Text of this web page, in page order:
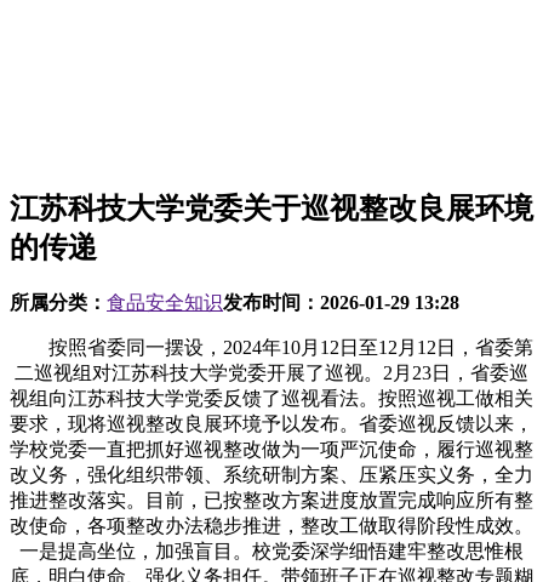
江苏科技大学党委关于巡视整改良展环境
的传递
所属分类： 食品安全知识发布时间： 2026-01-29 13:28
按照省委同一摆设，2024年10月12日至12月12日，省委第二巡视组对江苏科技大学党委开展了巡视。2月23日，省委巡视组向江苏科技大学党委反馈了巡视看法。按照巡视工做相关要求，现将巡视整改良展环境予以发布。省委巡视反馈以来，学校党委一直把抓好巡视整改做为一项严沉使命，履行巡视整改义务，强化组织带领、系统研制方案、压紧压实义务，全力推进整改落实。目前，已按整改方案进度放置完成响应所有整改使命，各项整改办法稳步推进，整改工做取得阶段性成效。一是提高坐位，加强盲目。校党委深学细悟建牢整改思惟根底，明白使命、强化义务担任。带领班子正在巡视整改专题糊口会上自动认领问题、分解缘由、明白义务，开展深切贯彻地方八项进修教育，巩固深化党纪进修教育，结实鞭策巡视整改工做落细落实。多次召开党的扶植工做带领小组会议、党委常委会、巡视整改专题推进会、党务工做例会等对巡视整改工做进行研究摆设和强力推进。二是强化组织带领，压紧压实义务。校党委成立巡视整改工做带领小组，全面担任、同一带领巡视整改落实工做。校党委切实担负“第一义务人”义务，自动认领11个问题的牵头整改使命，牵头整改问题数量达到总数39。28%，通过掌管召开党委常委会专题会、巡视整改工做安排会，深切一线调研督导，落实“我为师生办实事”项目等体例，鞭策整改使命落地收效。带领班子其他严酷落实“一岗双责”，协同推进巡视整改工做。义务部分对照巡视整改工做方案，细化工做行动，明白义务分工，严酷整改时限，研判整改质效，全校上下构成一级抓一级、层层抓落实的巡视整改工做款式。三是系统研制方案，全力推进整改。校党委对照巡视反馈看法，逐条阐发、深源，充实接收巡视整改专题糊口会，制定整改工做方案，报上级审核后正式实施。方案凸起问题导向，将巡视反馈看法细化为整改使命和整改办法，明白了每项办法的牵头校带领、牵头部分、共同部分、整改时限，切确绘制巡视整改的“施工图”和“时间表”。四是巩固整改，构成长效机制。校党委把巡视整改做为鞭策学校事业高质量成长的主要机缘，触类旁通、标本兼治，出力健全完美轨制系统，从泉源上堵塞缝隙。把巡视整改融入日常工做，融入深化，融入全面从严治党，融入干部步队扶植，鞭策巡视整改取学校年度沉点工做无机融合。巡视整改以来，针对性地制定修订了《江苏科技大学带领干部激励激励、容错纠错、能上能下实施法子》《江苏科技大学“校园议事厅”工做轨制》《江苏科技大学三大特色劣势跃升步履“揭榜挂帅”使命办理法子（暂行）》等轨制40余项。一是系统谋划“十五五”规划编制。制定《江苏科技大学“十五五”（2026-2030）教育事业成长规划编制工做方案》，以“十五五”规划编制为契机，了了成长标的目的，统筹学科专业结构，清点办学资本，测算办学规模，优化资本设置装备摆设，实现聚焦聚力成长。二是全面优化人才培育方案。制定《江苏科技大学2026版本科人才培育方案修订指点看法》，修订《江苏科技大学“本-研”贯通式人才培育法子》，推进拔尖立异人才自从培育。沉塑专业教育课程系统。立项扶植96个“科创融合”尝试讲授项目，推进教师科研。三是全力推进张家港校区、苏理工办学及办理模式。学校带领取张家港市带领多次漫谈，就鞭策张家港校区、苏理工持续成长等议题进行深切交换。颠末深切调研和多轮会商，制定了张家港校区、苏理工办学及办理模式的初步方案。校地两边将协同推进张家港校区做大做强和苏理工成长。四是鞭策学校上海处事处全体。学校多次取浦东新区相关部分进行协调沟通，就扶植学校正在上海的新型立异研发载体告竣初步看法，目前正正在开展规划设想等工做。一是优化学科专业布局。沉点培育扶植机械工程、化学2个学术型博士点和材料取化工1个专业学位博士点，做为学校2025年度三大特色劣势跃升步履“揭榜挂帅”使命开展立项扶植。办事国度计谋急需，积极结构智能科学取工程等交叉学科硕士点，已获批低空手艺取工程交叉学科硕士学位授权点。成功获批江苏省杰出工程师学院、江苏省财产学院等省级试点使命。二是加强学科专业联动。实施“本-研”贯通人才培育模式，加大劣势特色学科对本科人才培育的牵引感化。成立“招生-培育-就业”联动机制，停招11个本科专业，启动活动锻炼、数据科学、应急办理新专业存案申报，本科专业布局进一步优化。一是扶植船海范畴高端科研平台。学校获批沉点学科－手艺研究核心2个，取得了正在该范畴省部级科研平台的严沉冲破；获批江苏省高手艺船舶数智化设想制制手艺沉点尝试室，参取获批江苏省船舶新能源动力沉点尝试室，填补了省内船舶数字化设想取智能制制范畴的空白，实现学校首获省沉点尝试室；获批江苏高校沉点尝试室3个；获批江苏省概念验证核心（全省22家）。获批江苏省首批“双高协同”立异成长试点单元，省委办刊发专题引见学校“双高协同”工做经验。二是加强高条理人才培育、引朝上进步利用。优化人才引进政策，完美人才引进评价机制，深化校地人才合做，119人入选江苏省科技副总，获批数再次位列全省高校院所第1，实现持续6年增加。优化人才办事机制，协同处理高条理人才工做、糊口等方面的问题。制定《江苏科技大学岗亭聘用取查核办理法子》，优化教师分类评价及查核机制，退职称评定中添加引进人才评审通道。三是加大船舶行业人才培育力度。慎密对接国度取社会成长新需求，锚定学校特色成长标的目的，优化专业结构，2025年涉船涉海打算招生人数较2024年添加750人；逐渐实现分省分专业精准招生，添加辽宁、、广东、上海4个省（市）的涉船涉海专业招生人数。创重生涯教育系统，把就业工做纳入人才培育全过程，做到精准控制学生就业志愿、精准帮扶坚苦群体、精准对接方针企业，实现有就业志愿的坚苦生群体100%就业。四是打制工程师教育配合体。成立江苏省杰出工程师学院，建立产教融合“3+N”联盟，鞭策江苏省人平易近、中国船舶集团无限公司、江苏省船舶工业行业协会3方共建杰出工程师学院。校地融合推进“双高协同”，牵头成立江苏省首个先辈船舶海工区域手艺转移核心，取镇江高新区共建江苏省杰出工程师学院工程师手艺核心。立异“工学交替”培育模式，推进“项目从导”型招生选拔和“本－研”贯通培育，首批126名博硕士研究生入选杰出工程师学院培育打算。遴选船舶取海工范畴总建制师、总工艺师等大国工匠100多名参取专业学位博硕士研究生结合培育和实践讲授，立项扶植10余门校企深度融合课程做为杰出工程师学院的共享平台课程。学校江苏省杰出工程师学院扶植的阶段性成效获得高度承认，做为独一行业特色型高校典型案例入选《江苏省杰出工程师学院扶植工做动态》，省委教育工做带领小组《教育工做动态》专题引见我校杰出工程师学院扶植工做经验。一是严酷施行“第一议题”进修轨制。将进修贯彻习总最新主要讲话、主要批示和、省委决策摆设列为校党委常委会（专题会议）、党委理论进修核心组进修的第一议题，做到第一时间学、连系现实学、持续跟进学。校党委常委会已开展“第一议题”进修19次，涵盖19个专题，并连系地方及省委决策摆设要乞降学校现实，研究贯彻落实行动。二是切实加强和改良校党委理论进修核心组进修。制定《江苏科技大学2025年党委理论进修核心组进修打算》《关于加强和改良思惟教育工做的实施方案》，把集体进修研讨、专题调研和小我自学连系起来，开展校党委理论进修核心组进修研讨8次，此中， 集体进修研讨3次，进修演讲会专题进修习经济思惟1次，专题读书班进修贯彻地方八项4次。三是正在“用”和“行”上下功夫。推进落实江苏省高手艺船舶和海工配备财产链党组织、江苏省蚕桑财产链党组织联建共建，做到以学促干。校党委理论进修核心组充实阐扬引领感化，以“大走访”为主要抓手撬动“深融合”，分头率队奔赴上海、沉庆、广州、武汉、深圳、大连等地，深切开展学科调研取“访企拓岗”专项步履，取多家企业达才培育取就业合做意向，打通校企协同育人壁垒。积极取国外出名高校开展校际交换、国际科研、人文交换等，学校首个中外合做办学机构“江苏科技大学莫尔多瓦结合学院”获教育部核准设立。一是系统谋划、推进干部步队扶植工做。出台《江苏科技大学中层干部步队扶植规划和年轻干部培育选拔工做方案（2025-2029）》，构成系统化的规划方案。制定《江苏科技大学年轻干部无任用保举工做方案》，分类分级建库储蓄优良人才，为学校干部步队扶植持续注入泉源活水。推进落实《江苏科技大学带领干部激励激励、容错纠错、能上能下实施法子》，进一步强化能者上、优者、庸者下、劣者汰的用人导向。分批次遴选年轻干部挂职熬炼，为干部脱颖而出搭建成长平台、创形成长。二是实施特色劣势跃升工程。制定《江苏科技大学三大特色劣势跃升步履方案（2025-2029）》《江苏科技大学三大特色劣势跃升步履“揭榜挂帅”使命办理法子（暂行）》等文件，2025年首批立项28项扶植使命、6项培育使命，笼盖学科扶植、科研攻关、人才培育等范畴。深切实施首席科学家工程，以立异机制强化“船舶、海洋、蚕桑”特色成长，鼎力提拔特色劣势，加强劣势学科引领，鞭策学科交叉立异。一是严酷施行党委常委会、校长办公会议事法则。2025年以来，所有提交党委常委会、校长办公会研究的事项，会前均由分担校带领牵头组织会商，主要事项由次要带领牵头组织，会前校长沟通协商确定议题，凡是党委常委会、校长办公会议决事项均督办。二是严酷落实“三沉一大”决策轨制。加强严沉主要议题的论证调研，强化决策前沟通协调，严酷施行次要带领末位。2025年以来，校党委常委会共研究“三沉一大”决策事项85项。三是开展议事协调机构的清理规范工做。全面梳理2019年以来成立的73个委员会（带领小组）运转环境。优化议事协调机构，调整后保留46个委员会（带领小组），进一步明白职责要求，做到无效运转，切实阐扬本能机能感化。一是严酷规范干部选拔任用流程。严酷对标地方和省委文件，修订完美《江苏科技大学中层干部选拔任用工做实施法子》，沉点优化保举法式，成立尺度化操做流程，严酷施行“-保举-调查-会商决定-任职”全链条办理，确保各环节跟尾有序、规范通明。二是强化全程办理。认实贯彻施行《党政带领干部选拔任用工做条例》《关于加强干部选拔任用工做的若干看法》及示范文本要求，保举中按知情度、联系关系度和代表性准绳，扩大一线教职工、办事对象及联系关系部分人员参取比例，进一步拓宽干部选拔任用监视笼盖面。三是建成利用“干部选任流程系统”。成立“一人一档、一步一记”线上电子台账，笼盖所相关键步调，使干部选任流程愈加完整和规范，每个干部的选拔任用过程都“可逃溯、可倒查”。一是优化选任法式和流程。正在全校范畴内普遍宣传选人用人尺度、岗亭人选的根基前提，提高师生晓得率、承认度。规范开展保举，留意听取校带领班子的看法，将师生度做为调查硬目标，度不高者不得列为调查对象。夯实本能机能部分和二级学院从体义务，加大对干部的日常领会深度和广度，充实听取师生看法。二是强化干部监视办理。开展两轮带领干部社会兼职自查自纠工做，强化干部社会兼职规范化办理。组织指点带领干部小我相关事项演讲集中填报工做，确保带领干部填报内容的实正在、精确取规范，按照比例随机抽查带领干部查核分歧率100%。三是实施干部动态办理。成立“履职担任取岗亭婚配指数”评价系统，设想沉构干部测评集成系统，及时领会、按期阐发干部的工做形态和质效，开展专题阐发研判，对于工做表示欠安的干部及时予以提示教育。一是推进落实“三项机制”。认实贯彻施行干部激励激励、容错纠错、能上能下相关政策，按期阐发研判查核调查、巡察审计、小我相关事项演讲、评断、举报等相关环境，动态控制干部现实表示。二是连结优良的班子运转质态。紧扣内部管理取事业成长两个维度，成立“以班子定级倒逼干部履职”的机制，对班子进行“ABC”类分级定档，做为班子调整的主要根据，确保组织全体功能不竭顺应学校成长需要。三是系统谋划干部培训和查核工做。实施“深蓝赋能”中层干部培训打算，聚焦成长难题，开展分层分类线场，推进干部实践熬炼，全面提拔干部步队履本能机能力。建立“日常查核-任期查核-年度查核”三位一体的干部门析评价系统，为科学设置装备摆设中层干部步队和精准选拔培育年轻干部供给支持。一是全面控制学校干部双职工消息。成立健全学校干部双职工消息库，对学校带领干部配头、后代正在校工做环境进行系统梳理，正在人事聘请时对报名者进行全面布景查询拜访，领会其亲属关系，从泉源把好用人关。二是进一步强化内控扶植。修订完美相关轨制，正在经费报销、职称评审、岗亭评审、评优评先等过程中，规避亲属关系；项目评审专家均应取申报人员无亲属或合做关系；严酷落实财政报销各环节把关义务。三是加强警示教育。组织召开学校专题警示教育会议3次，正在“清风科大”号和纪委机关网坐设立“守规律讲老实”“进修问答·加强党的做风扶植”等8个专栏推送文章150余篇。为财政人员、后勤集团办理人员、机关干部和学院教师等开展廉政教育专题宣讲6次。四是强化沉点范畴干部轮岗交换。对后勤基建、财政资产、投标采购、招生就业等廉政风险较大的岗亭，成立“清廉档案”逃溯轨制，连系三年一次干部换届工做，准绳上担任统一部分次要担任人不得跨越两届。一是加强对投标采购工做的指点监视。取校长签定党风廉政扶植义务书，强化“一岗双责”的履职认识。制定投标办廉政防控办法，加强清廉教育，完美2025年廉政进修教育打算和谈话提示机制，投标办担任人取投标办其他人员开展常态化谈话提示。二是专项整治招投标范畴凸起问题。制定招投标工做专项整改方案，按4个类型细化10个具体问题，明白24项整改办法，成立专项督查组，对整改环境开展专项监视查抄。修订《关于加强对招投标工做监视的若干》等轨制，强化学校招投标范畴监视办理和廉政风险防控，严把标前“入口关”、标中“评定关”和标后“履约关”，投标项目“标前-标中-标后”全流程环节环节监管进一步严实，压实招投标部分担任人、评审专家和工做人员义务，将《江苏科技大学带领干部插手干涉严沉事项记实演讲轨制》嵌入招投标范畴，落实带领干部插手干涉招投标“一事一报”工做要求。一是针对“标前”加强论证审核。成立投标采购实施方案结合审查、投标办处务会议机制和投标文件发布前系统会审机制等集体味商机制。制定《江苏科技大学投标采购需求办理细则》，规范需求论证。修订《江苏科技大学投标采购代办署理机构办理细则》，进一步完美代办署理机构工做质量的评价、查核和裁减轨制。二是针对“标中”规范组织评审。修订《江苏科技大学投标采购评审专家办理细则》《江苏科技大学投标采购实施细则》等轨制，准绳上评审专家全数从省财务专家库中抽取，严酷施行合适国度的达标评审专家人数等，加强评审过程中对评审专家的监视和评价。三是针对“标后”加强协同监管。正在投标文件中明白转包，商定惩罚条目，一旦发觉违法转包，解除合同。严酷施行《江苏科技大学扶植工程项目变动取现场签证办理法子》等相关轨制，严控工程变动、项目预算调整，未经审批的工程变动不得纳入决算。一是健全投标采购轨制。修订《江苏科技大学投标采购办理法子》等5个投标采购轨制，细化委托代办署理投标和学校自从投标采购的边界，二是加强20万元限额以下的采购办理。制定《江苏科技大学平安处采购办理》《江苏科技大学校园网工程和消息手艺办事零散采购办理法子（试行）》。修订《江苏科技大学姑苏理工学院采购投标办理实施细则》，姑苏理工学院的投标采购已全数委托学校投标采购。一是开展国有资产清查操纵专项工做。对全校国有资产环境进行全面摸查，梳理问题，制定并落实整改办法。二是加强公用房办理。制定《江苏科技大学公用房办理法子弥补》，进一步健全国有资产全链条办理系统，学校组织相关本能机能单元逐项研究、期限整改，对“双肩挑”、已退休、调离等人员用房开展了清查，清退违规用房。三是加强运营性用房办理。完成校内运营性用房的公开招租、合同签定、房钱上缴省财务等工做，并对未进行存案的国有资产出租事项进行存案。一是认实履行全面从严治党和党风廉政扶植从体义务。组织召开2025年度学校全面从严治党和党风廉政扶植工做会议，制定“两个义务”清单，组织签定从体义务和“一岗双责”5类义务书。对相关带领干部正在招投标工做中不担任、等问题进行庄重问责。制定廉政谈话轨制，正在“两个义务”清单中明白廉政谈话要求，按期跟进监视，提示校党委带领班子落实廉政谈话工做。编印《校带领开展廉政交心谈话记实簿》，细化谈前调研、谈话回访环节，深化交心谈话监视，推进校带领班子和本能机能部分、二级单元“一把手”交心谈话。二是强化巡察监视和警示教育。开展第四届党委第四轮巡察，对4个二级党组织所正在学院开展常规巡察，嵌入式开展就业工做专项监视。召开师生座谈会8场，师生100余人次，列席相关学院党委会、党政联席会议、教职工集中进修等10余次。分层分类开展干部警示教育，组织年轻干部及财政、国资、招投标、后勤等沉点范畴和环节岗亭干部赴法院旁听职务违法案件庭审。沉视以身边人身边事为镜鉴，出力提拔警示教育的针对性和实效性。一是鞭策各类监视分析施治。紧扣贯彻落实严沉决策摆设和省委工做要求成立完美监视台帐，设置6类49个不雅测点，开展闭环式对账监视。制定校纪委交心谈话工做打算，有序同校带领班子、沉点岗亭“一把手”交心谈话，及时提醒风险现患。深化专项监视，将深切进修贯彻地方八项进修教育督导取巡视整改督查无机连系，聚焦义务落实和整改成效，实现全校25个二级党组织督查全笼盖。慎密连系高校范畴凸起问题系统整治工做，成立专项工做组加强协同监视，紧盯招生测验、师德师风及科研经费等范畴，压紧压实各相关本能机能部分和二级党组织义务，制定36项针对性办法，鞭策制定和完美相关办理轨制8项。二是强化“纪监巡审”协同联动。加强部分协同，开展主要环境传递、线索结合排查、问题线索集体研判，鞭策“纪监巡审”协同联动机制落地落实。三是加强监视执纪步队营业能力。以“三化”扶植年步履为契机，聚焦提拔依规依纪依案质效，开设纪检监察干部营业能力提拔收集培训班，选定廉政风险防控、巡视巡察整改和使用等26门课程，先后选派3名纪检干部加入省委巡视和省市纪委监委专案查办工做，无效加强纪检干部营业能力。一是建立“1235N”党建立异工做系统。发布“1235N”党建工做方案，健全上下贯通、施行无力的组织系统，提拔党建品牌的影响力、辐射力，全面鞭策党建取事业成长“一融双高”。二是强化下层党组织“强基创优”扶植。已完成第四批全国样板支部中期查抄，提前谋划和启动第五批全国党建“双创”的申报培育工做。建立全链条培育系统，展示下层党建立异实践特色和育人成效，4项获评江苏高校党建工做立异案例，并首获机制立异类一等次。三是制定落实校带领深切下层联系师生工做轨制。落实“四下下层”工做要求，校带领深切下层开展调研走访70余次，搜集师生看法90余条，查摆出4个方面问题和8个具体表示，制定15条整改办法，立行立改问题2个；二级党组织层面搜集看法191条，制定整改办法134条，立行立改问题83个。四是开展财产链党组织联建共建。激发“链”上党立功能，贯通推进学校各级党组织对接财产链党组织勾当，牵头开展江苏省高手艺船舶和海工配备财产链党组织和江苏省蚕桑财产链党组织联建共建勾当，各级下层党组织开展联建共建勾当151次，中国教育报、江苏组工消息等报校经验做法。一是认实开展深切贯彻地方八项进修教育。制定深切贯彻地方八项进修教育方案，一体推进学查改，进修教育达到预期方针，做风扶植成效显著，校风教风学风持续向好，规律老实认识显著加强，风清气正生态持续巩固，相关经验做法正在《新华日报》、全国高校思惟工做网等宣传报道。将习总关于加强党的做风扶植的主要阐述等内容纳入校院两级党委理论进修核心组进修打算，组织开展“深切贯彻地方八项”专题警示教育会3场，针对财政、后勤、纪检、招投标等沉点范畴和主要岗亭人员开展“送纪上门”专题教育6场次。二是强化教育家引领教师步队扶植。组织开展师德从题收集培训，将教育家、景荣春进修纳入学校教职工进修打算。学校官网、官微等推出教育家、教育家先辈事迹、景荣春的故事等系列文章及进修材料，校史馆设立景荣春先辈事迹专题展区，景荣春学生党支部党建勾当室增设景荣春物品陈列柜，指导泛博教师盲目提拔师德素养。三是建立“办理―讲授―学生”三位一体学风扶植收集。指导激励泛博教师积极参取学生培育工做，充实阐扬学业指点感化。建立重生转型教育工做系统，聚焦重生思惟引领焦点使命，设立“明德大课堂”，汇集校带领、行业专家、出名学者、优良校友等，以集中取实践勾当相连系的体例，通过模块化课程系统，强化大学心理想教育，厚植家国情怀。持续举办青年教师讲授能力提拔锻炼营，通过系统化培训提拔青年教师讲授能力，环绕AI赋能教师讲授能力程度提拔，依托“长山论教”平台，邀请国内出名学者来校开设3次。四是强化师德师风宣布道育和监视办理。常态化开展线上线下师德宣布道育勾当，修订师德失范行为处置法子，进一步规范查处法式，明白职责分工，强化协同联动。排查师德师风采畴存正在的凸起问题，出力提拔警示教育的针对性和实效性。一是加强思政课扶植统筹推进。制定《关于加强和改良思惟教育工做的实施方案》，沉点实施“思惟理论课创优步履”，持续深化“三连系一同步”讲授模式，丰硕讲授内容。二是专题研究思政课扶植。学校党委常委会、校长办公会、思政课扶植工做带领小组专题研究马克思从义学院讲授资本扶植、师资步队提拔等环节问题取思政课扶植。召开思政理论课集体备课会，校党委到会指点，鞭策讲堂讲授研究走深走实。严酷落实校带领教学思政课轨制，校带领带头教学思政课的做法被全国高校思惟工做网专题报道。三是开展思政课教师培训和查核。出力提拔思政课教师能力，持续提拔思政课教师专业素养。制定《马克思从义学院教师讲授工功课绩查核实施细则》，优化查核评价系统，确保讲授质量日常、按期反馈和持续改良。四是加强思政课阵地扶植。完成“的”虚拟仿实正在践讲授系列软件制做，对长山校区公共办理虚拟仿实正在验室等现有讲授资本进行优化整合，全力推进“高校思惟理论课虚拟仿实体验讲授核心”扶植。一是开辟课程思政教育资本。全面推进课程思政和讲授团队扶植，深度融合专业“智育”和思政“德育”，深切挖掘校内优良教育资本。入选2024年省课程思政专业和课程扶植典型案例5项。二是出力加强教师课程思政能力。举办第五届教师讲授立异大赛校赛，设置课程思政赛道，1个参赛团队获第五届省教师讲授立异大赛课程思政赛道二等。举办青年教师讲授能力提拔锻炼营、课程思政专题等勾当。一是持续深化“三全育人”分析。制定《关于加强和改良思惟教育工做的实施方案》，优化协同联动的“大思政”工做款式。加强专职思政课教师、专人员、心理健康教师三支步队扶植。制定校园文化扶植方案，培育学校特色文化育人品牌。申请获赠广场国旗，丰硕校史馆、船舶文化馆等育人资本，强化爱国从义教育。加强取校外“大思政课”实践共建，获评“江苏馆校合做优良案例”1项。统策划划教育部高校思惟工做质量提拔分析取精品扶植项目申报，培育高质量思政研究。二是加强“一坐式”学生社区内涵扶植。制定《江苏科技大学“一坐式”学生社区2025年度工做实施方案》，推进干手下沉社区一线，倾听师生。推进本能机能部分党支部取学生社区党支部联学共建，完美社区网格化办理和员进驻机制等。推进学生社区文化扶植，论施船舶、海洋、蚕桑三个特色文化街区扶植方案。1个项目获全国高校“一坐式”学生社区风度展现勾当优良。三是加强员步队扶植。制定《优良员工做室遴选方案》，通过“揭榜挂帅”的体例，连系员小我所长，扶植5个环节范畴攻坚团队。搭建交换平台，组织员开展“行走的思政课”实践勾当，拓宽育人视野。按期交换工做经验，支撑员开展理论和实践研究，提拔分析素养。一是强化学华诞常教育系统性、针对性。扶植学生教育办理消息系统2个并投入利用。开展“高校员心理谈话的共性取个性”“沉点时段心理危机干涉”等专题培训。心理健康教育纳入必修课，编写典型案例集，提高员识别和应对危机个案能力。积极开展心理健康月从题勾当，正在春、夏两季开展了形式多样、内容丰硕的心理勾当。成立“校-院-班-寝”四级心理预警收集。二是全面加强校园平安办理。校带领带头宣讲总体不雅，平安教育进课程进讲堂，层层签定平安和保密工做义务书，宣布道育笼盖全校。开辟“网上安然事务核心”办理系统，现患管理及时动态监测，平安现患“随手报”。修订《尝试室平安分级分类办理法子》，制定危化品存案报销办理轨制